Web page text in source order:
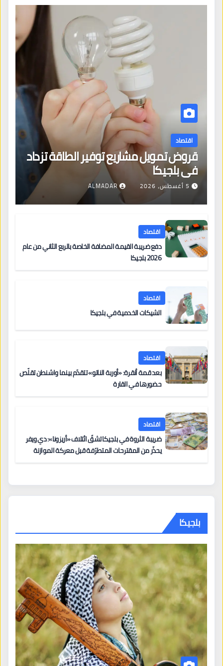
اقتصاد
قروض تمويل مشاريع توفير الطاقة تزداد
في بلجيكا
5 أغسطس، 2026 ALMADAR
اقتصاد
دفع ضريبة القيمة المضافة الخاصة بالربع الثاني من عام
2026 بلجيكا
اقتصاد
الشيكات الخدمية في بلجيكا
اقتصاد
بعد قمة أنقرة: «أوربة الناتو» تتقدّم بينما واشنطن تقلّص
حضورها في القارة
اقتصاد
ضريبة الثروة في بلجيكا تشقّ ائتلاف «أريزونا»: دي ويفر
يحذّر من المقترحات المتطرّفة قبل معركة الموازنة
بلجيكا